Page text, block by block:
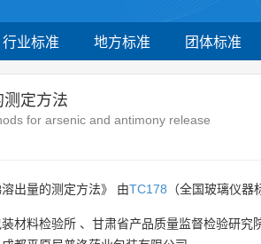
行业标准 地方标准 团体标准
定方法
for arsenic and antimony release
出量的测定方法》 由TC178 （全国玻璃仪
材料检验所 、 甘肃省产品质量监督检验研究